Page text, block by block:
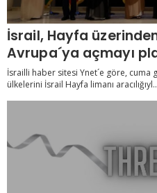
İsrail, Hayfa
Avrupa´ya açmayı
İsrailli haber sitesi Ynet´e göre, cuma
ülkelerini İsrail Hayfa limanı